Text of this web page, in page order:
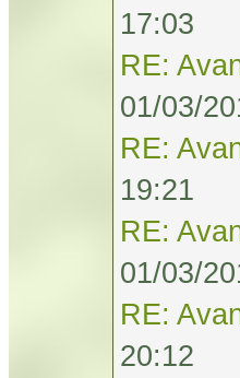
17:03
RE:
01/03/
RE:
19:21
RE:
01/03/
RE:
20:12